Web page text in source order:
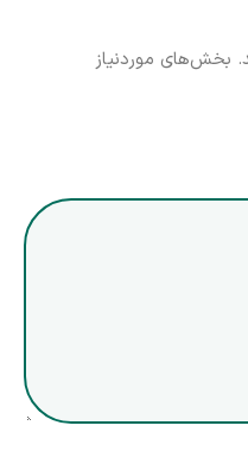
بخش‌های موردنیاز